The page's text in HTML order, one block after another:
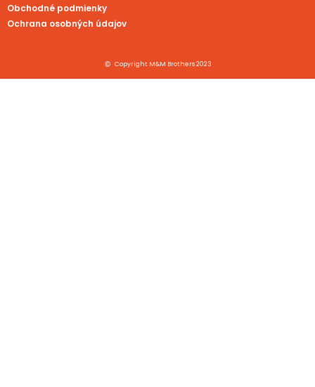
Obchodné podmienky
Ochrana osobných údajov
Copyright M&M Brothers 2023